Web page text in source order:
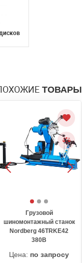
ТОВАРЫ
Грузовой
шиномонтажный станок
Nordberg 46TRKE42
380В
Цена: по запросу